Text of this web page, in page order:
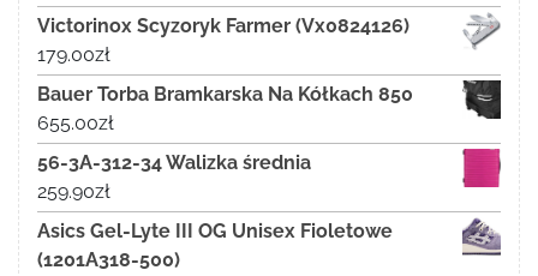
Victorinox Scyzoryk Farmer (Vx0824126)
179.00zł
Bauer Torba Bramkarska Na Kółkach 850
655.00zł
56-3A-312-34 Walizka średnia
259.90zł
Asics Gel-Lyte III OG Unisex Fioletowe
(1201A318-500)